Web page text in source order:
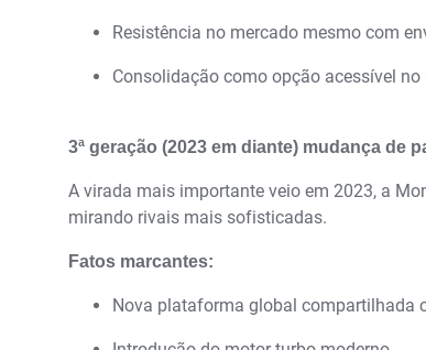
Resistência no mercado mesmo com
Consolidação como opção acessível
3ª geração (2023 em diante) mudança de
A virada mais importante veio em 2023, a
mirando rivais mais sofisticadas.
Fatos marcantes:
Nova plataforma global compartilhada